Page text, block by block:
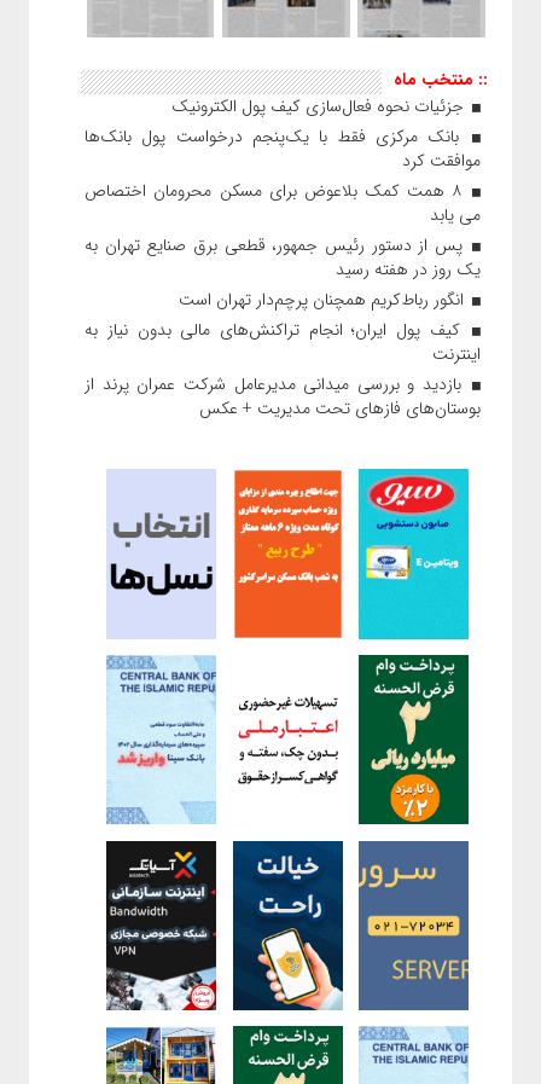
:: منتخب ماه
جزئیات نحوه فعال‌سازی کیف پول الکترونیک
بانک مرکزی فقط با یک‌‎پنجم درخواست پول بانک‌ها
موافقت کرد
۸ همت کمک بلاعوض برای مسکن محرومان اختصاص
می یابد
پس از دستور رئیس‌ جمهور، قطعی برق صنایع تهران به
یک روز در هفته رسید
انگور رباط‌کریم همچنان پرچم‌دار تهران است
کیف پول ایران؛ انجام تراکنش‌های مالی بدون نیاز به
اینترنت
بازدید و بررسی میدانی مدیرعامل شرکت عمران پرند از
بوستان‌های فازهای تحت مدیریت + عکس